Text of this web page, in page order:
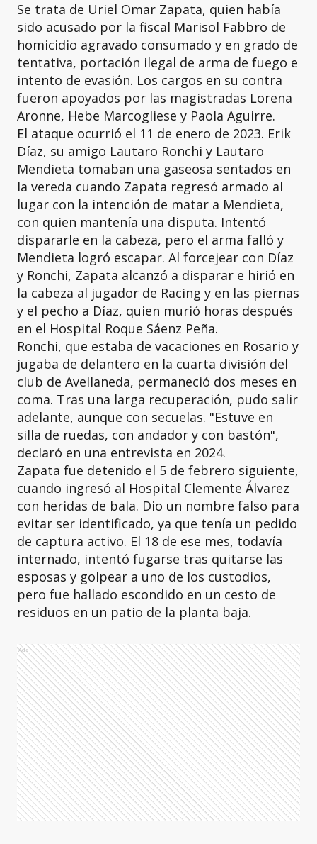
Se trata de Uriel Omar Zapata, quien había
sido acusado por la fiscal Marisol Fabbro de
homicidio agravado consumado y en grado de
tentativa, portación ilegal de arma de fuego e
intento de evasión. Los cargos en su contra
fueron apoyados por las magistradas Lorena
Aronne, Hebe Marcogliese y Paola Aguirre.
El ataque ocurrió el 11 de enero de 2023. Erik
Díaz, su amigo Lautaro Ronchi y Lautaro
Mendieta tomaban una gaseosa sentados en
la vereda cuando Zapata regresó armado al
lugar con la intención de matar a Mendieta,
con quien mantenía una disputa. Intentó
dispararle en la cabeza, pero el arma falló y
Mendieta logró escapar. Al forcejear con Díaz
y Ronchi, Zapata alcanzó a disparar e hirió en
la cabeza al jugador de Racing y en las piernas
y el pecho a Díaz, quien murió horas después
en el Hospital Roque Sáenz Peña.
Ronchi, que estaba de vacaciones en Rosario y
jugaba de delantero en la cuarta división del
club de Avellaneda, permaneció dos meses en
coma. Tras una larga recuperación, pudo salir
adelante, aunque con secuelas. "Estuve en
silla de ruedas, con andador y con bastón",
declaró en una entrevista en 2024.
Zapata fue detenido el 5 de febrero siguiente,
cuando ingresó al Hospital Clemente Álvarez
con heridas de bala. Dio un nombre falso para
evitar ser identificado, ya que tenía un pedido
de captura activo. El 18 de ese mes, todavía
internado, intentó fugarse tras quitarse las
esposas y golpear a uno de los custodios,
pero fue hallado escondido en un cesto de
residuos en un patio de la planta baja.
Ads